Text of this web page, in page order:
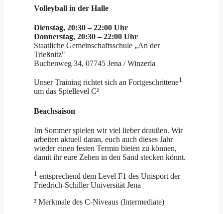
Volleyball in der Halle
Dienstag, 20:30 – 22:00 Uhr
Donnerstag, 20:30 – 22:00 Uhr
Staatliche Gemeinschaftsschule „An der
Trießnitz"
Buchenweg 34, 07745 Jena / Winzerla
Unser Training richtet sich an Fortgeschrittene1
um das Spiellevel C²
Beachsaison
Im Sommer spielen wir viel lieber draußen. Wir
arbeiten aktuell daran, euch auch dieses Jahr
wieder einen festen Termin bieten zu können,
damit ihr eure Zehen in den Sand stecken könnt.
1 entsprechend dem Level F1 des Unisport der
Friedrich-Schiller Universität Jena
² Merkmale des C-Niveaus (Intermediate)